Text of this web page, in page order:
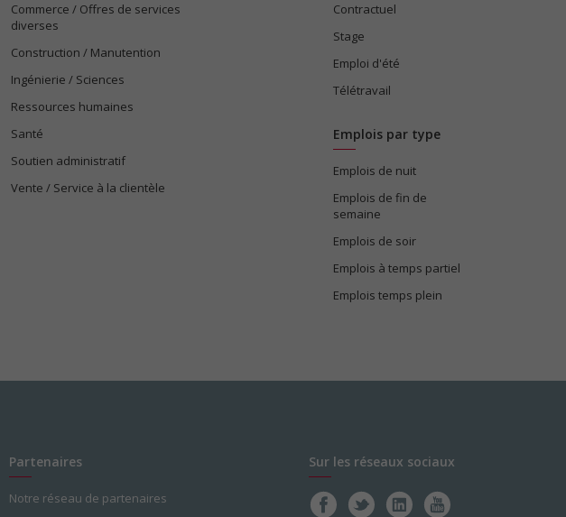
Commerce / Offres de services
diverses
Construction / Manutention
Ingénierie / Sciences
Ressources humaines
Santé
Soutien administratif
Vente / Service à la clientèle
Contractuel
Stage
Emploi d'été
Télétravail
Emplois par type
Emplois de nuit
Emplois de fin de
semaine
Emplois de soir
Emplois à temps partiel
Emplois temps plein
Partenaires
Notre réseau de partenaires
Sur les réseaux sociaux